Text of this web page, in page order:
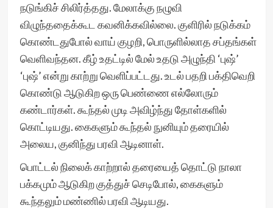
நடுங்கிச் சிலிர்த்தது. மேலாக்கு நழுவி
விழுந்ததைக்கூட கவனிக்கவில்லை. குளிரில் நடுக்கம்
கொண்டதுபோல் வாய் குழறி, பொருளில்லாத சப்தங்கள்
வெளிவந்தன. கீழ் உதட்டில் மேல் உதடு அழுந்தி ‘புஷ்’
‘புஷ்’ என்று காற்று வெளிப்பட்டது. உடல் பதறி பக்திவெறி
கொண்டு ஆடுகிற ஒரு பெண்ணை எல்லோரும்
கண்டார்கள். கூந்தல் முடி அவிழ்ந்து தோள்களில்
கொட்டியது. கைகளும் கூந்தல் நுனியும் தரையில்
அலைய, குனிந்து பரவி ஆடினாள்.
பொட்டல் நிலைக் காற்றால் தரையைத் தொட்டு நாலா
பக்கமும் ஆடுகிற குத்துச் செடிபோல், கைகளும்
கூந்தலும் மண்ணில் பரவி ஆடியது.